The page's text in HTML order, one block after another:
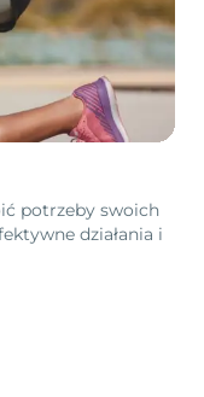
potrzeby swoich
działania i